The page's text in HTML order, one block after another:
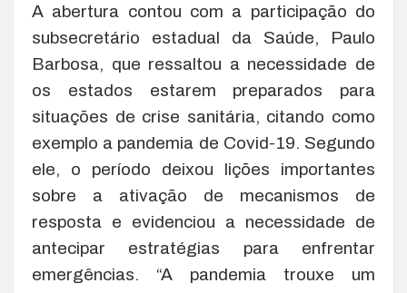
A abertura contou com a participação do
subsecretário estadual da Saúde, Paulo
Barbosa, que ressaltou a necessidade de
os estados estarem preparados para
situações de crise sanitária, citando como
exemplo a pandemia de Covid-19. Segundo
ele, o período deixou lições importantes
sobre a ativação de mecanismos de
resposta e evidenciou a necessidade de
antecipar estratégias para enfrentar
emergências. “A pandemia trouxe um